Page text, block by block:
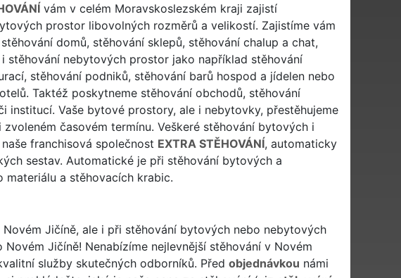
vám v celém Moravskoslezském kraji zajistí
prostor libovolných rozměrů a velikostí. Zajistíme vám
domů, stěhování sklepů, stěhování chalup a chat,
stěhování nebytových prostor jako například stěhování
stěhování podniků, stěhování barů hospod a jídelen nebo
Taktéž poskytneme stěhování obchodů, stěhování
institucí. Vaše bytové prostory, ale i nebytovky, přestěhujeme
časovém termínu. Veškeré stěhování bytových i
franchisová společnost EXTRA STĚHOVÁNÍ, automaticky
sestav. Automatické je při stěhování bytových a
a stěhovacích krabic.
Jičíně, ale i při stěhování bytových nebo nebytových
Jičíně! Nenabízíme nejlevnější stěhování v Novém
služby skutečných odborníků. Před objednávkou námi